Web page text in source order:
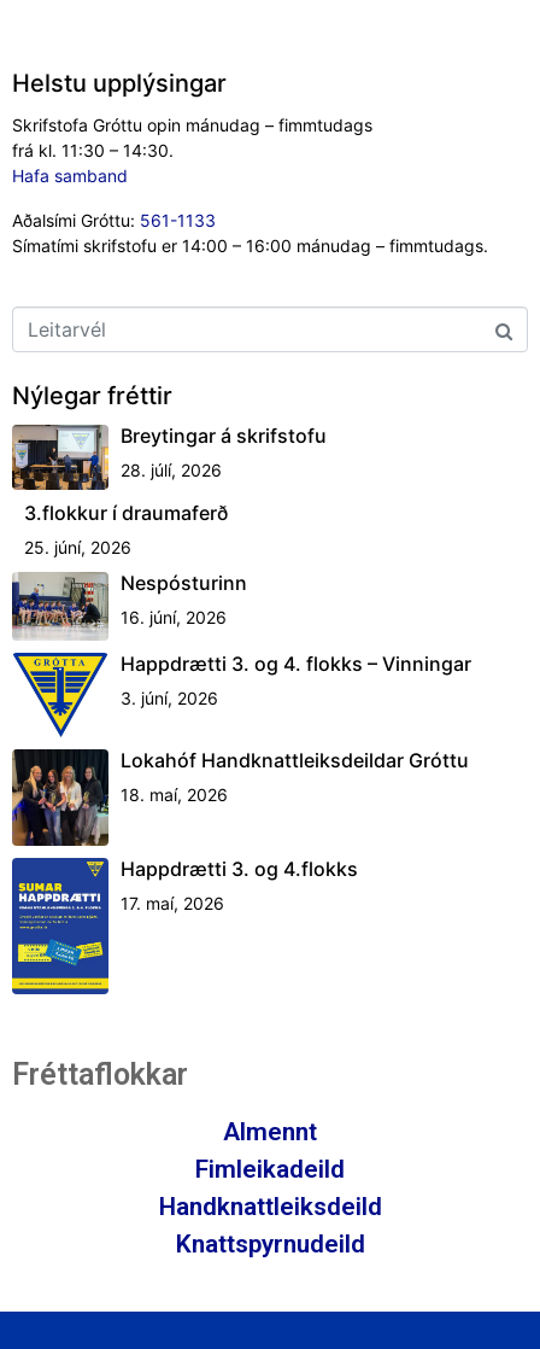
Helstu upplýsingar
Skrifstofa Gróttu opin mánudag – fimmtudags
frá kl. 11:30 – 14:30.
Hafa samband
Aðalsími Gróttu: 561-1133
Símatími skrifstofu er 14:00 – 16:00 mánudag – fimmtudags.
Nýlegar fréttir
Breytingar á skrifstofu
28. júlí, 2026
3.flokkur í draumaferð
25. júní, 2026
Nespósturinn
16. júní, 2026
Happdrætti 3. og 4. flokks – Vinningar
3. júní, 2026
Lokahóf Handknattleiksdeildar Gróttu
18. maí, 2026
Happdrætti 3. og 4.flokks
17. maí, 2026
Fréttaflokkar
Almennt
Fimleikadeild
Handknattleiksdeild
Knattspyrnudeild